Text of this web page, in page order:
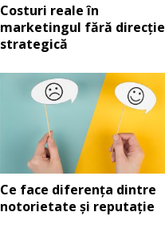
Costuri reale în
marketingul fără direcție
strategică
Ce face diferența dintre
notorietate și reputație